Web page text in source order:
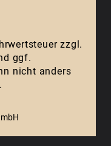
zzgl.
ggf.
nicht anders